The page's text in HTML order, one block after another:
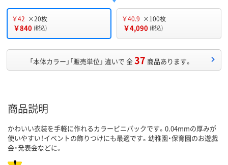
￥42 ×20枚
￥840 (税込)
￥40.9 ×100枚
￥4,090 (税込)
「本体カラー」「販売単位」 違いで 全37 商品あります。
商品説明
かわいい衣装を手軽に作れるカラービニパックです。0.04mmの厚みが
使いやすい！イベントの飾りつけにも最適です。幼稚園・保育園のお遊戯
会・発表会などに。